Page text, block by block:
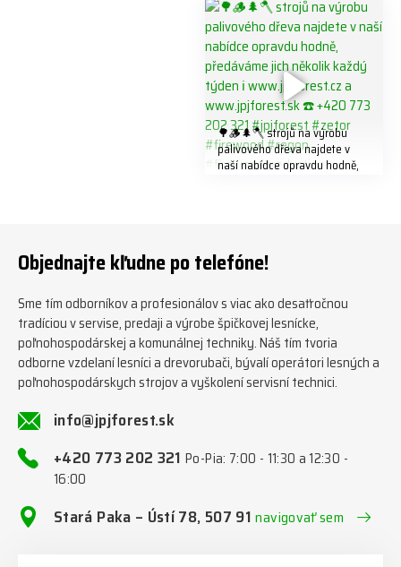
#biojack #regon #vahvajussi
🌳🪵🌲🪓 strojů na výrobu
palivového dřeva najdete v
naší nabídce opravdu hodně,
#firewoodproduction
Objednajte kľudne po telefóne!
Sme tím odborníkov a profesionálov s viac ako desaťročnou
tradíciou v servise, predaji a výrobe špičkovej lesnícke,
poľnohospodárskej a komunálnej techniky. Náš tím tvoria
odborne vzdelaní lesníci a drevorubači, bývalí operátori lesných a
poľnohospodárskych strojov a vyškolení servisní technici.
info@jpjforest.sk
+420 773 202 321Po-Pia: 7:00 - 11:30 a 12:30 -
16:00
Stará Paka – Ústí 78, 507 91navigovať sem